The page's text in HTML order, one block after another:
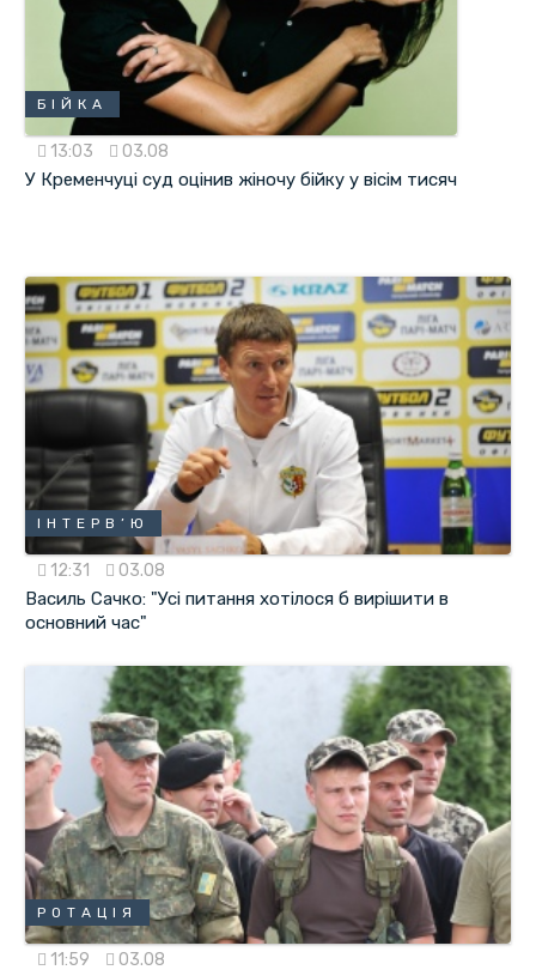
БІЙКА
13:03 03.08
У Кременчуці суд оцінив жіночу бійку у вісім тисяч
ІНТЕРВ’Ю
12:31 03.08
Василь Сачко: "Усі питання хотілося б вирішити в
основний час"
РОТАЦІЯ
11:59 03.08